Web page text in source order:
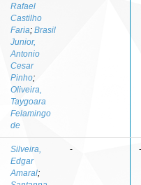
Rafael
Castilho
Faria; Brasil
Junior,
Antonio
Cesar
Pinho;
Oliveira,
Taygoara
Felamingo
de
Silveira,
Edgar
Amaral;
- -